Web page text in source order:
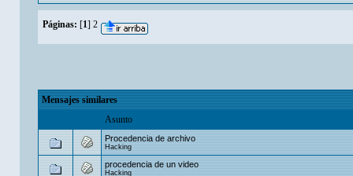
Páginas: [1] 2
Mensajes similares
Asunto
Procedencia de archivo
Hacking
procedencia de un video
Hacking